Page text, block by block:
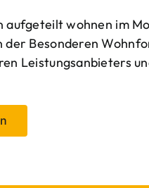
aufgeteilt wohnen im
der Besonderen
Leistungsanbieters